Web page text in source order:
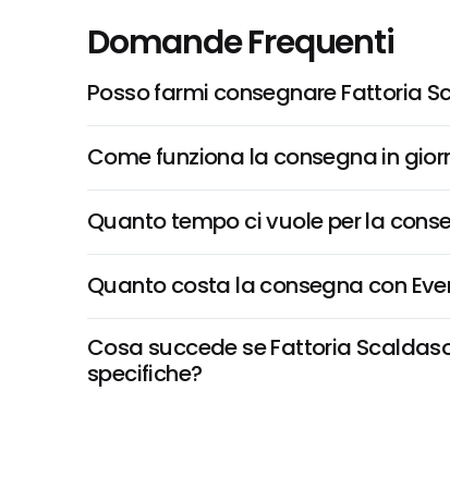
Domande Frequenti
Posso farmi consegnare Fattoria
Come funziona la consegna in
Quanto tempo ci vuole per la
Quanto costa la consegna con
Cosa succede se Fattoria
specifiche?